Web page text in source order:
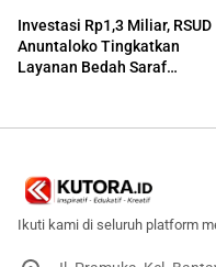
Investasi Rp1,3 Miliar, RSUD
Anuntaloko Tingkatkan
Layanan Bedah Saraf
Ikuti kami di seluruh platform